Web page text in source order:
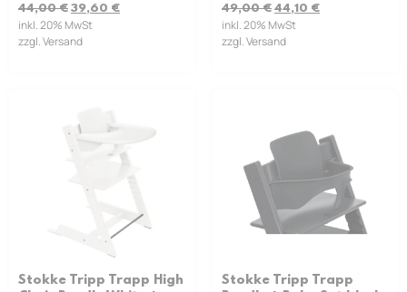
44,00€ 39,60 €
inkl. 20% MwSt
zzgl. Versand
49,00€ 44,10 €
inkl. 20% MwSt
zzgl. Versand
Stokke Tripp Trapp High
Stokke Tripp Trapp